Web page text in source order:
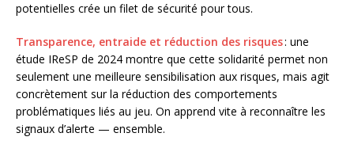
potentielles crée un filet de sécurité pour tous.
Transparence, entraide et réduction des risques: une
étude IReSP de 2024 montre que cette solidarité permet non
seulement une meilleure sensibilisation aux risques, mais agit
concrètement sur la réduction des comportements
problématiques liés au jeu. On apprend vite à reconnaître les
signaux d’alerte — ensemble.